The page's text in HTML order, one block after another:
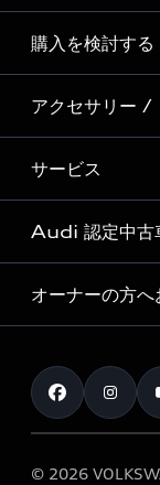
Story of Progress
Audi Sport
Formula 1®
デジタルサービス
ディーラー検索
新車在庫検索
試乗車・展示車検
見積り依頼
試乗予約
購入を検討する
モデル一覧
特別仕様モデル /
e-tronラインアッ
価格シミュレーシ
車両比較
カタログ一覧
アクセサリー /
純正アクセサリー
オンラインショッ
Audi collection
アウディナビアプ
サービス
サービス入庫予約
サービスプログラム
メンテナンス
車検 / 定期点検
e-tronアフターサ
Audi 認定中古
Audi認定中古車
クオリティ
保証
メンテナンス
オーナーの方へ
お知らせ
オーナー様向けキ
© 2026